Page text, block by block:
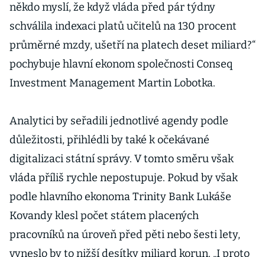
někdo myslí, že když vláda před pár týdny
schválila indexaci platů učitelů na 130 procent
průměrné mzdy, ušetří na platech deset miliard?“
pochybuje hlavní ekonom společnosti Conseq
Investment Management Martin Lobotka.
Analytici by seřadili jednotlivé agendy podle
důležitosti, přihlédli by také k očekávané
digitalizaci státní správy. V tomto směru však
vláda příliš rychle nepostupuje. Pokud by však
podle hlavního ekonoma Trinity Bank Lukáše
Kovandy klesl počet státem placených
pracovníků na úroveň před pěti nebo šesti lety,
vyneslo by to nižší desítky miliard korun. „I proto